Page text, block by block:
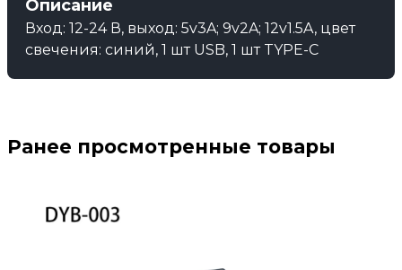
Описание
Вход: 12-24 В, выход: 5v3A; 9v2A; 12v1.5A, цвет
свечения: синий, 1 шт USB, 1 шт TYPE-C
Ранее просмотренные товары